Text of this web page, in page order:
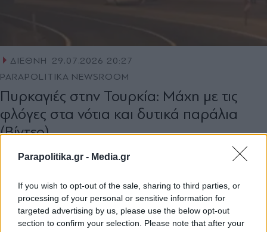
Parapolitika.gr - Media.gr
If you wish to opt-out of the sale, sharing to third parties, or
processing of your personal or sensitive information for
targeted advertising by us, please use the below opt-out
section to confirm your selection. Please note that after your
ΔΙΕΘΝΗ
29.07.2026 20:27
PARAPOLITIKA NEWSROOM
Πυρκαγιές στην Τουρκία: Μάχη με τις
φλόγες στα νότια και δυτικά παράλια
(Βίντεο)